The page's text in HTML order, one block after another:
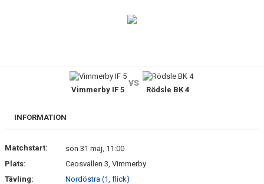
BILDGALLERI
KONTAKT
Vimmerby IF 5
vs
Rödsle BK 4
INFORMATION
Matchstart:
sön 31 maj, 11:00
Plats:
Ceosvallen 3, Vimmerby
Tävling:
Nordöstra (1, flick)